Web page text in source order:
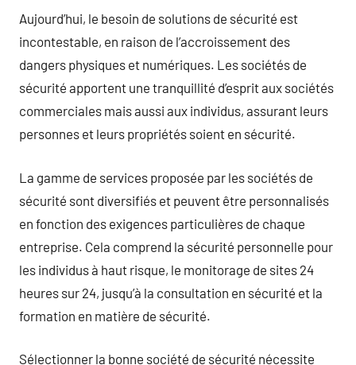
Aujourd’hui, le besoin de solutions de sécurité est
incontestable, en raison de l’accroissement des
dangers physiques et numériques. Les sociétés de
sécurité apportent une tranquillité d’esprit aux sociétés
commerciales mais aussi aux individus, assurant leurs
personnes et leurs propriétés soient en sécurité.
La gamme de services proposée par les sociétés de
sécurité sont diversifiés et peuvent être personnalisés
en fonction des exigences particulières de chaque
entreprise. Cela comprend la sécurité personnelle pour
les individus à haut risque, le monitorage de sites 24
heures sur 24, jusqu’à la consultation en sécurité et la
formation en matière de sécurité.
Sélectionner la bonne société de sécurité nécessite